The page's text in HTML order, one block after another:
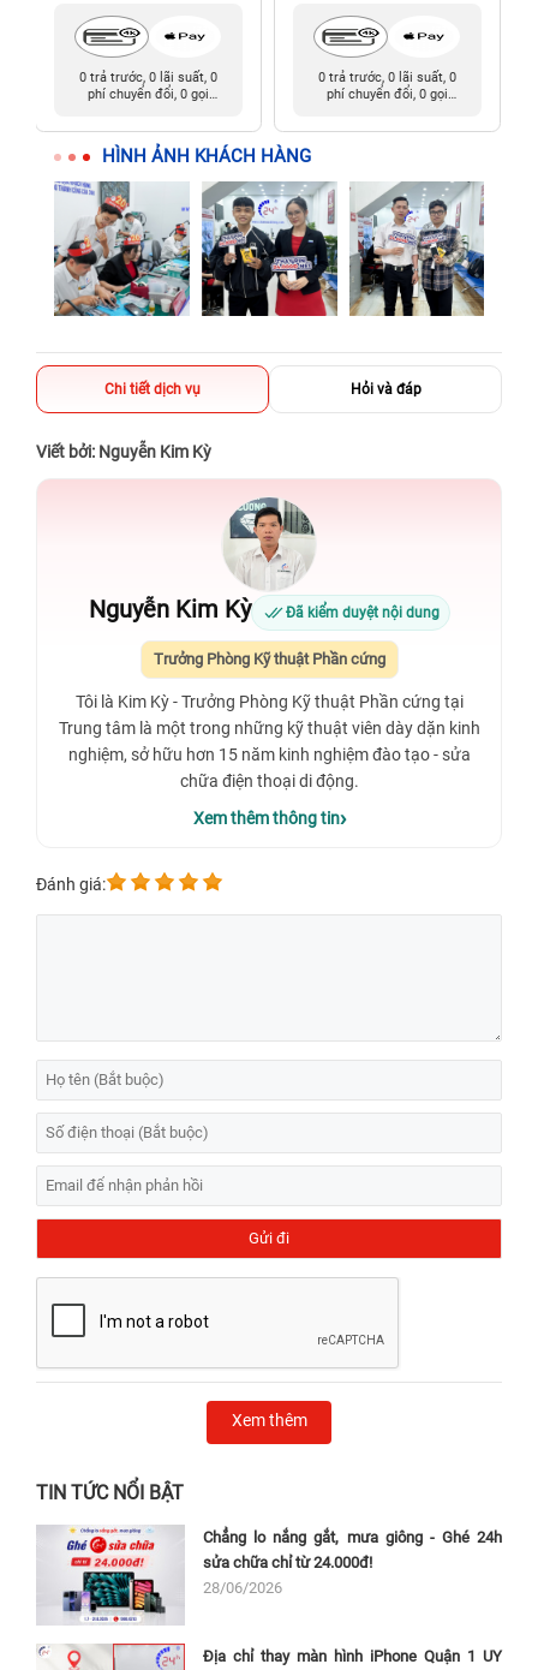
0 trả trước, 0 lãi suất, 0
phí chuyển đổi, 0 gọi
0 trả trước, 0 lãi suất, 0
phí chuyển đổi, 0 gọi
HÌNH ẢNH KHÁCH HÀNG
Chi tiết dịch vụ Hỏi và đáp
Viết bởi: Nguyễn Kim Kỳ
Nguyễn Kim Kỳ Đã kiểm duyệt nội dung
Trưởng Phòng Kỹ thuật Phần cứng
Tôi là Kim Kỳ - Trưởng Phòng Kỹ thuật Phần cứng tại
Trung tâm là một trong những kỹ thuật viên dày dặn kinh
nghiệm, sở hữu hơn 15 năm kinh nghiệm đào tạo - sửa
chữa điện thoại di động.
Xem thêm thông tin
Đánh giá:
Xem thêm
TIN TỨC NỔI BẬT
Chẳng lo nắng gắt, mưa giông - Ghé 24h
sửa chữa chỉ từ 24.000đ!
28/06/2026
Địa chỉ thay màn hình iPhone Quận 1 UY